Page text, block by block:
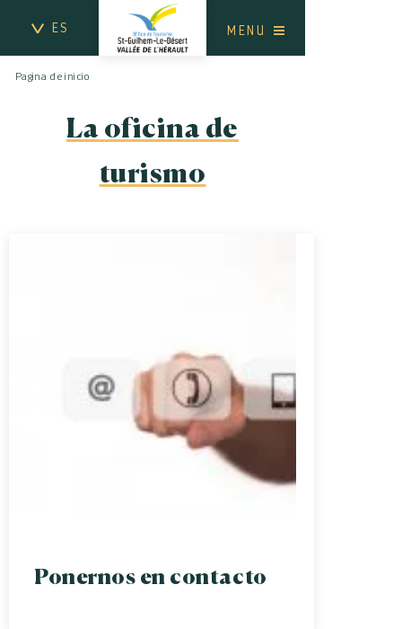
ES MENU
La oficina de
turismo
Pagina de inicio
Ponernos en contacto